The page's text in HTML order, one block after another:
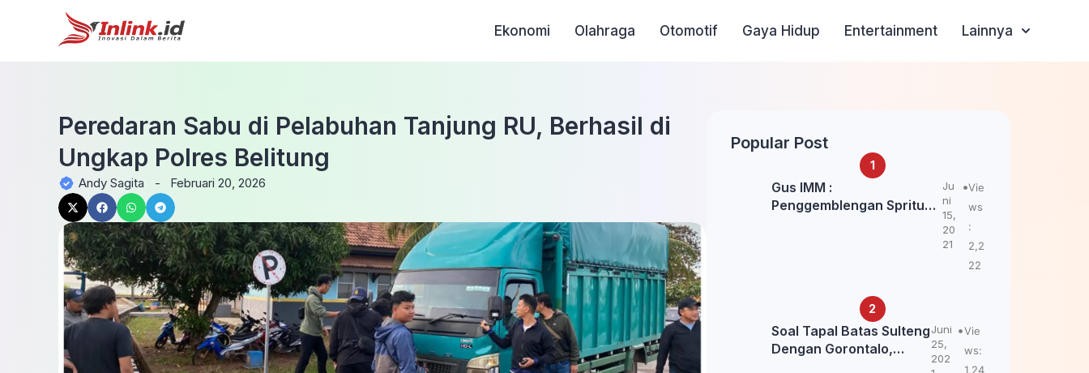
Ekonomi Olahraga Otomotif Gaya Hidup Entertainment Lainnya
Peredaran Sabu di Pelabuhan Tanjung RU, Berhasil di
Ungkap Polres Belitung
Andy Sagita - Februari 20, 2026
Popular Post
Gus IMM :
Penggemblengan Spritual
Ju
ni
15,
20
21
Vie
ws
:
2,2
22
Soal Tapal Batas Sulteng
Dengan Gorontalo,
Juni
25,
202
Vie
ws:
1,24